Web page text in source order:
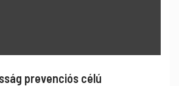
prevenciós célú